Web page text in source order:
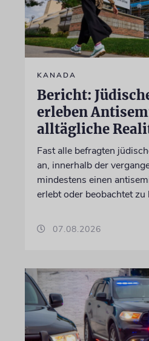
KANADA
Bericht:
erleben
alltägliche
Fast alle befragten
an, innerhalb der
mindestens einen
erlebt oder beobachtet zu
07.08.2026